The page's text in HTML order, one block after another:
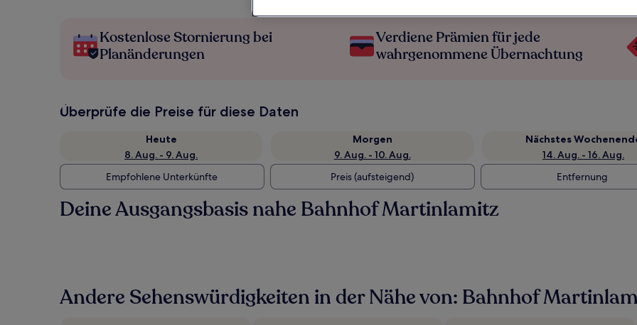
Kostenlose Stornierung bei
Planänderungen
Verdiene Prämien für jede
wahrgenommene Übernachtung
Überprüfe die Preise für diese Daten
Heute
8. Aug. - 9. Aug.
Morgen
9. Aug. - 10. Aug.
Nächstes
14. Aug. - 16. Aug.
Empfohlene Unterkünfte
Preis (aufsteigend) Entfernung
Deine Ausgangsbasis nahe Bahnhof Martinlamitz
Andere Sehenswürdigkeiten in der Nähe von: Bahnhof